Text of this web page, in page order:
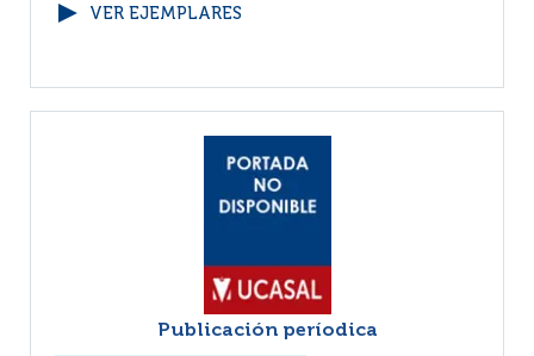
VER EJEMPLARES
Publicación períodica